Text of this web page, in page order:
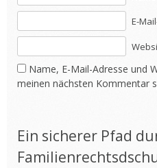
E-
Name, E-Mail-Adresse und
meinen nächsten Kommentar
Ein sicherer Pfad